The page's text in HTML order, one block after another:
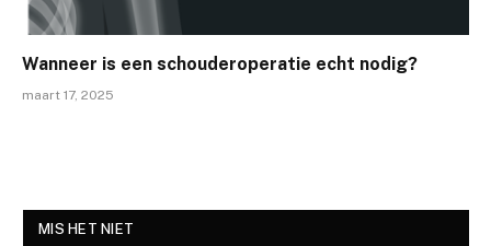
Wanneer is een schouderoperatie echt nodig?
maart 17, 2025
MIS HET NIET